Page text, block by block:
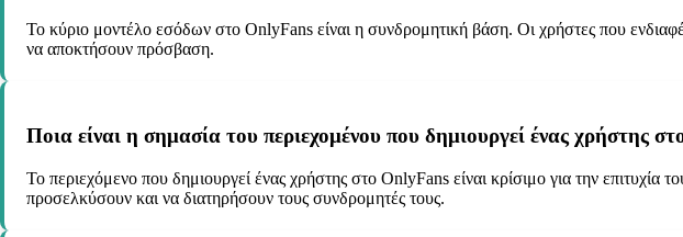
Το κύριο μοντέλο εσόδων στο OnlyFans είναι η συνδρομητική βάση. Οι χρήστες που
να αποκτήσουν πρόσβαση.
Ποια είναι η σημασία του περιεχομένου που δημιουργεί ένας χρήστης
Το περιεχόμενο που δημιουργεί ένας χρήστης στο OnlyFans είναι κρίσιμο για την
προσελκύσουν και να διατηρήσουν τους συνδρομητές τους.